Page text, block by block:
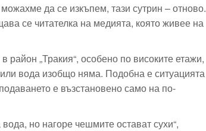
да се изкъпем, тази сутрин – отново.
се читателка на медията, която живее на
район „Тракия“, особено по високите етажи,
вода изобщо няма. Подобна е ситуацията
е възстановено само на по-
но нагоре чешмите остават сухи“,